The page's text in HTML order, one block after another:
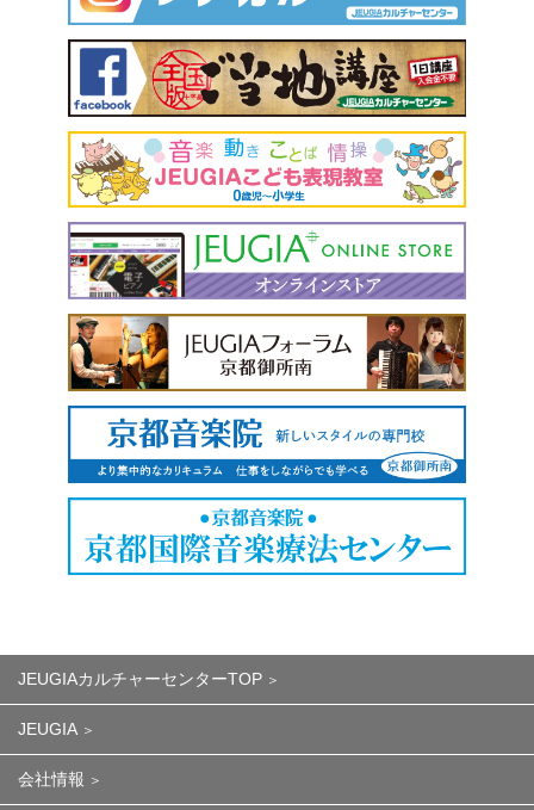
JEUGIAカルチャーセンターTOP
JEUGIA
会社情報